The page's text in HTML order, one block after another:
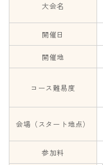
大会名
開催日
開催地
コース難易度
会場（スタート地点）
参加料